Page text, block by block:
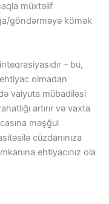
müxtəlif
göndərməyə kömək
– bu,
olmadan
valyuta mübadiləsi
artırır və vaxta
məşğul
cüzdanınıza
ehtiyacınız ola